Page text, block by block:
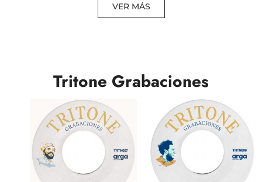
VER MÁS
Tritone Grabaciones